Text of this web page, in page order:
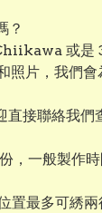
？
或
片，我們會
接聯絡我們
一般製作
最多可綉兩